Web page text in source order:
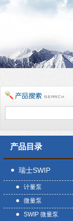
产品目录
瑞士SWIP
计量泵
微量泵
SWIP 微量泵